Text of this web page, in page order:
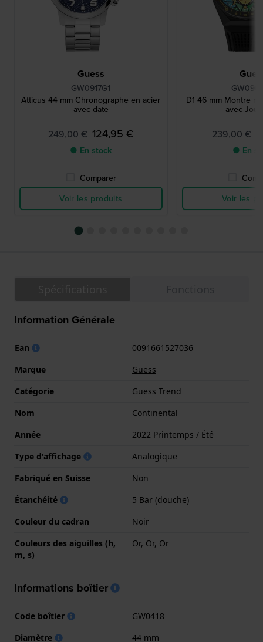
Guess
GW0917G1
Atticus 44 mm Chronographe en acier
avec date
249,00 € 124,95 €
● En stock
Comparer
Voir les produits
D1 46 mm Montre
avec
239,00 €
● En
Voir les
Information Générale
Ean
0091661527036
Marque
Guess
Catégorie
Guess Trend
Nom
Continental
Année
2022 Printemps / Été
Type d'affichage
Analogique
Fabriqué en Suisse
Non
Étanchéité
5 Bar (douche)
Couleur du cadran
Noir
Couleurs des aiguilles (h,
m, s)
Or, Or, Or
Informations boîtier
Code boîtier
GW0418
Diamètre
44 mm